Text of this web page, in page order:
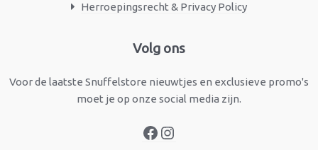
Herroepingsrecht & Privacy Policy
Volg ons
Voor de laatste Snuffelstore nieuwtjes en exclusieve promo's
moet je op onze social media zijn.
Facebook